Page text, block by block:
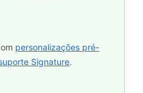
personalizações pré-
Signature.